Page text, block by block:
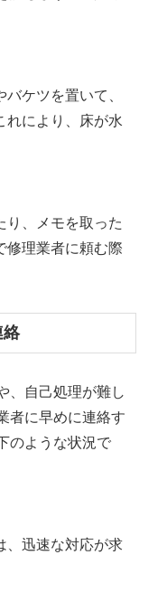
ケツを置いて、
れにより、床が水
り、メモを取った
修理業者に頼む際
絡
、自己処理が難し
者に早めに連絡す
のような状況で
、迅速な対応が求